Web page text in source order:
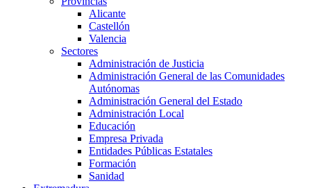
Alicante
Castellón
Valencia
Sectores
Administración de Justicia
Administración General de las Comunidades
Autónomas
Administración General del Estado
Administración Local
Educación
Empresa Privada
Entidades Públicas Estatales
Formación
Sanidad